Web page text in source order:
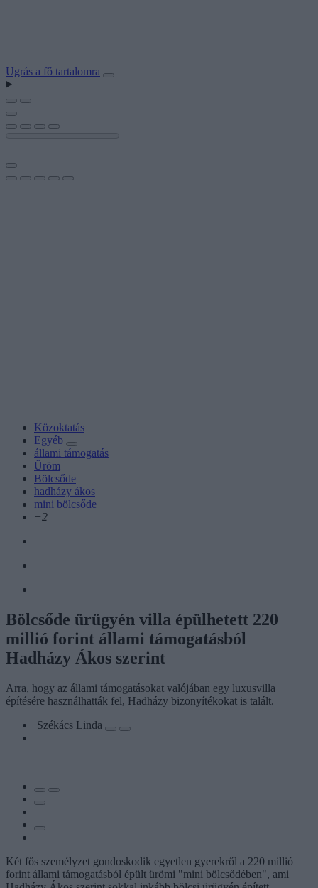
Ugrás a fő tartalomra
Közoktatás
Egyéb
állami támogatás
Üröm
Bölcsőde
hadházy ákos
mini bölcsőde
+2
Bölcsőde ürügyén villa épülhetett 220
millió forint állami támogatásból
Hadházy Ákos szerint
Arra, hogy az állami támogatásokat valójában egy luxusvilla
építésére használhatták fel, Hadházy bizonyítékokat is talált.
Székács Linda
Két fős személyzet gondoskodik egyetlen gyerekről a 220 millió
forint állami támogatásból épült ürömi "mini bölcsődében", ami